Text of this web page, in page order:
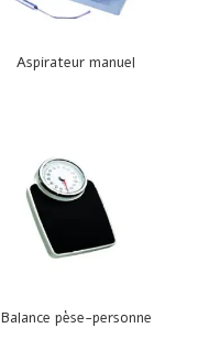
Aspirateur manuel
Balance pèse-personne